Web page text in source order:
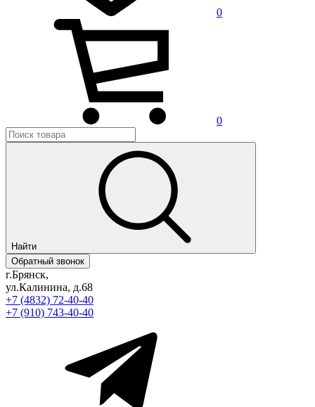
0
0
Найти
Обратный звонок
г.Брянск,
ул.Калинина, д.68
+7 (4832) 72-40-40
+7 (910) 743-40-40